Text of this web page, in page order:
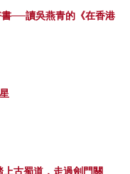
──讀吳燕青的《在香港
古蜀道，走過劍門關